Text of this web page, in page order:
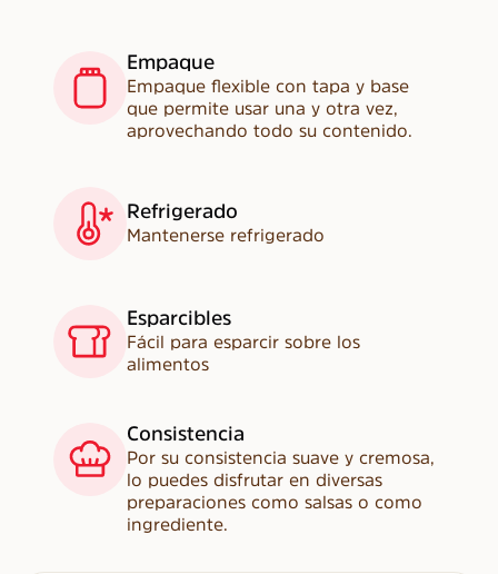
Empaque
Empaque flexible con tapa y base
que permite usar una y otra vez,
aprovechando todo su contenido.
Refrigerado
Mantenerse refrigerado
Esparcibles
Fácil para esparcir sobre los
alimentos
Consistencia
Por su consistencia suave y cremosa,
lo puedes disfrutar en diversas
preparaciones como salsas o como
ingrediente.